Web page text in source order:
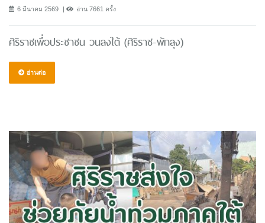
6 มีนาคม 2569 อ่าน 7661 ครั้ง
ศิริราชเพื่อประชาชน วนลงใต้ (ศิริราช-พัทลุง)
อ่านต่อ